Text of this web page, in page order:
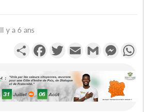
Il y a 6 ans
PartagerFacebookTwitterEmail Gmail